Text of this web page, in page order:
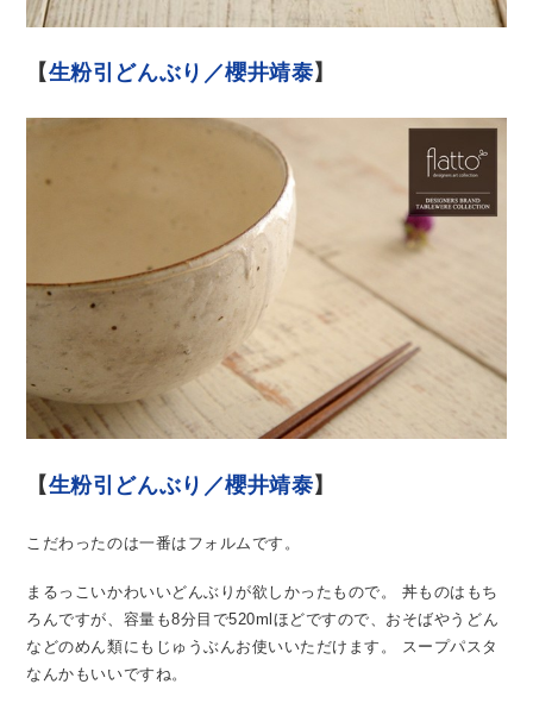
【生粉引どんぶり／櫻井靖泰】
【生粉引どんぶり／櫻井靖泰】
こだわったのは一番はフォルムです。
まるっこいかわいいどんぶりが欲しかったもので。
丼ものはもち
ろんですが、容量も8分目で520mlほどですので、おそばやうどん
などのめん類にもじゅうぶんお使いいただけます。
スープパスタ
なんかもいいですね。